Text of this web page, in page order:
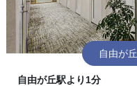
自由が
自由が丘駅より1分